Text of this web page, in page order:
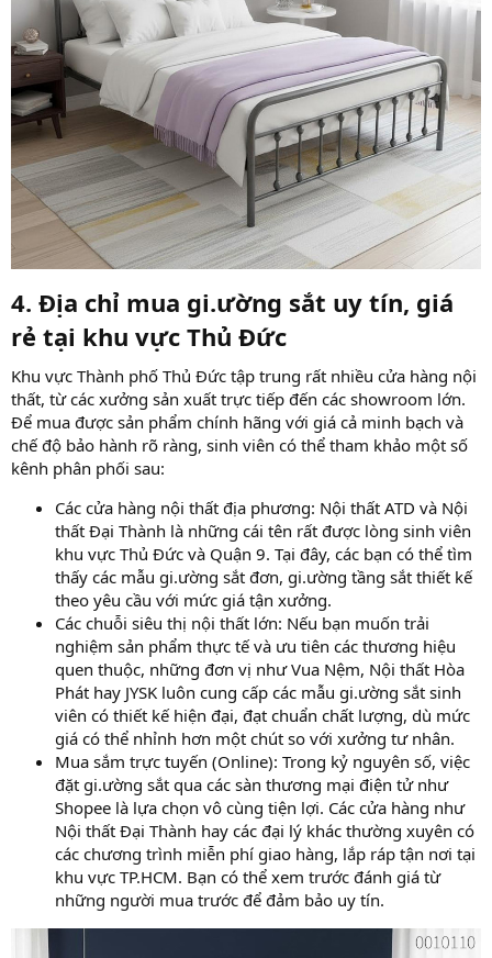
4. Địa chỉ mua gi.ường sắt uy tín, giá
rẻ tại khu vực Thủ Đức
Khu vực Thành phố Thủ Đức tập trung rất nhiều cửa hàng nội
thất, từ các xưởng sản xuất trực tiếp đến các showroom lớn.
Để mua được sản phẩm chính hãng với giá cả minh bạch và
chế độ bảo hành rõ ràng, sinh viên có thể tham khảo một số
kênh phân phối sau:
Các cửa hàng nội thất địa phương: Nội thất ATD và Nội
thất Đại Thành là những cái tên rất được lòng sinh viên
khu vực Thủ Đức và Quận 9. Tại đây, các bạn có thể tìm
thấy các mẫu gi.ường sắt đơn, gi.ường tầng sắt thiết kế
theo yêu cầu với mức giá tận xưởng.
Các chuỗi siêu thị nội thất lớn: Nếu bạn muốn trải
nghiệm sản phẩm thực tế và ưu tiên các thương hiệu
quen thuộc, những đơn vị như Vua Nệm, Nội thất Hòa
Phát hay JYSK luôn cung cấp các mẫu gi.ường sắt sinh
viên có thiết kế hiện đại, đạt chuẩn chất lượng, dù mức
giá có thể nhỉnh hơn một chút so với xưởng tư nhân.
Mua sắm trực tuyến (Online): Trong kỷ nguyên số, việc
đặt gi.ường sắt qua các sàn thương mại điện tử như
Shopee là lựa chọn vô cùng tiện lợi. Các cửa hàng như
Nội thất Đại Thành hay các đại lý khác thường xuyên có
các chương trình miễn phí giao hàng, lắp ráp tận nơi tại
khu vực TP.HCM. Bạn có thể xem trước đánh giá từ
những người mua trước để đảm bảo uy tín.